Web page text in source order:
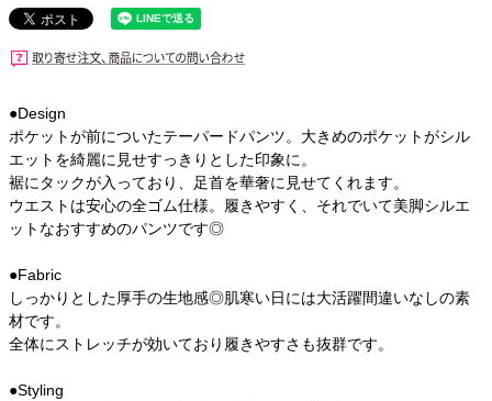
●Design
ポケットが前についたテーパードパンツ。大きめのポケットがシル
エットを綺麗に見せすっきりとした印象に。
裾にタックが入っており、足首を華奢に見せてくれます。
ウエストは安心の全ゴム仕様。履きやすく、それでいて美脚シルエ
ットなおすすめのパンツです◎
●Fabric
しっかりとした厚手の生地感◎肌寒い日には大活躍間違いなしの素
材です。
全体にストレッチが効いており履きやすさも抜群です。
●Styling